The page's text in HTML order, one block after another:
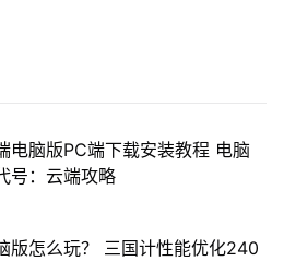
电脑版PC端下载安装教程 电脑
号：云端攻略
版怎么玩？ 三国计性能优化240